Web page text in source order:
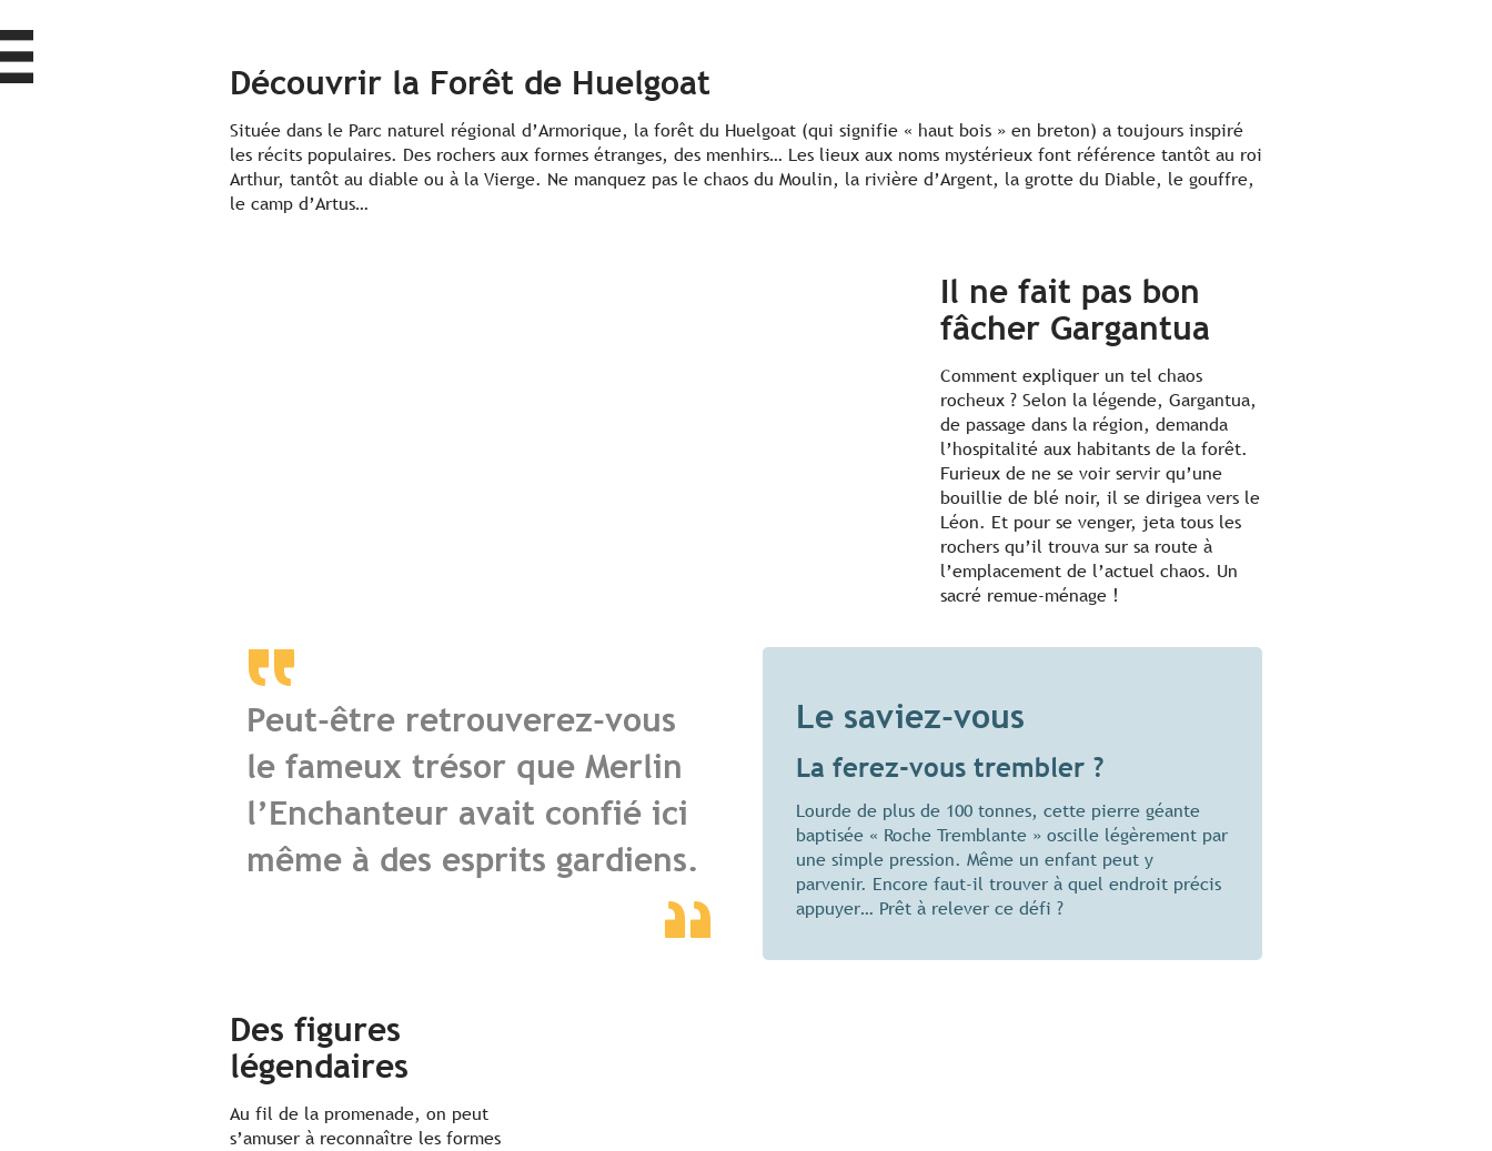
Découvrir la Forêt de Huelgoat
Située dans le Parc naturel régional d’Armorique, la forêt du Huelgoat (qui signifie « haut bois » en breton) a toujours inspiré
les récits populaires. Des rochers aux formes étranges, des menhirs… Les lieux aux noms mystérieux font référence tantôt au roi
Arthur, tantôt au diable ou à la Vierge. Ne manquez pas le chaos du Moulin, la rivière d’Argent, la grotte du Diable, le gouffre,
le camp d’Artus…
Il ne fait pas bon
fâcher Gargantua
Comment expliquer un tel chaos
rocheux ? Selon la légende, Gargantua,
de passage dans la région, demanda
l’hospitalité aux habitants de la forêt.
Furieux de ne se voir servir qu’une
bouillie de blé noir, il se dirigea vers le
Léon. Et pour se venger, jeta tous les
rochers qu’il trouva sur sa route à
l’emplacement de l’actuel chaos. Un
sacré remue-ménage !
Peut-être retrouverez-vous
le fameux trésor que Merlin
l’Enchanteur avait confié ici
même à des esprits gardiens.
Le saviez-vous
La ferez-vous trembler ?
Lourde de plus de 100 tonnes, cette pierre géante
baptisée « Roche Tremblante » oscille légèrement par
une simple pression. Même un enfant peut y
parvenir. Encore faut-il trouver à quel endroit précis
appuyer… Prêt à relever ce défi ?
Des figures
légendaires
Au fil de la promenade, on peut
s’amuser à reconnaître les formes